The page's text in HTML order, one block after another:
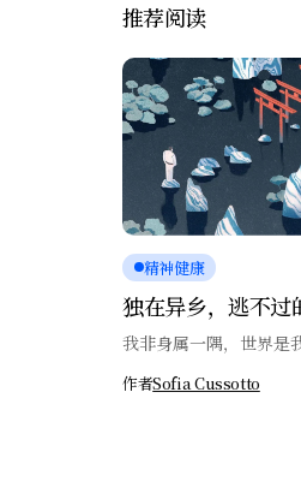
推荐阅读
精神健康
独在异乡，逃不过
我非身属一隅，世界是
作者Sofia Cussotto